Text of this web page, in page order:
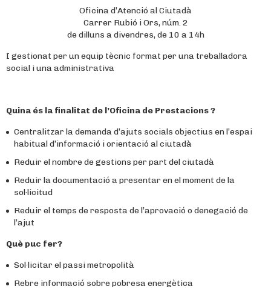
Oficina d’Atenció al Ciutadà
Carrer Rubió i Ors, núm. 2
de dilluns a divendres, de 10 a 14h
I gestionat per un equip tècnic format per una treballadora
social i una administrativa
Quina és la finalitat de l’Oficina de Prestacions ?
Centralitzar la demanda d’ajuts socials objectius en l’espai
habitual d’informació i orientació al ciutadà
Reduir el nombre de gestions per part del ciutadà
Reduir la documentació a presentar en el moment de la
sol·licitud
Reduir el temps de resposta de l’aprovació o denegació de
l’ajut
Què puc fer?
Sol·licitar el passi metropolità
Rebre informació sobre pobresa energètica